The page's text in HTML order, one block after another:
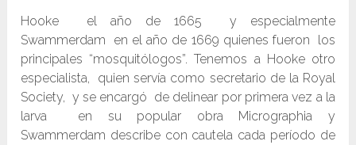
Hooke el año de 1665 y especialmente
Swammerdam en el año de 1669 quienes fueron los
principales “mosquitólogos”. Tenemos a Hooke otro
especialista, quien servía como secretario de la Royal
Society, y se encargó de delinear por primera vez a la
larva en su popular obra Micrographia y
Swammerdam describe con cautela cada período de